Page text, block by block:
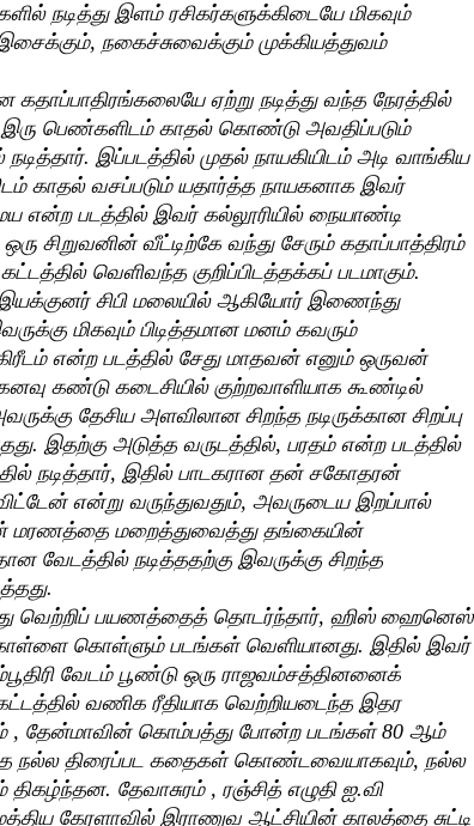
நடித்து இளம் ரசிகர்களுக்கிடையே மிகவும்
நகைச்சுவைக்கும் முக்கியத்துவம்
ஏற்று நடித்து வந்த நேரத்தில்
இரு பெண்களிடம் காதல் கொண்டு அவதிப்படும்
இப்படத்தில் முதல் நாயகியிடம் அடி வாங்கிய
வசப்படும் யதார்த்த நாயகனாக இவர்
என்ற படத்தில் இவர் கல்லூரியில் நையாண்டி
சிறுவனின் வீட்டிற்கே வந்து சேரும் கதாப்பாத்திரம்
வெளிவந்த குறிப்பிடத்தக்கப் படமாகும்.
சிபி மலையில் ஆகியோர் இணைந்து
மிகவும் பிடித்தமான மனம் கவரும்
என்ற படத்தில் சேது மாதவன் எனும் ஒருவன்
கண்டு கடைசியில் குற்றவாளியாக கூண்டில்
தேசிய அளவிலான சிறந்த நடிருக்கான சிறப்பு
இதற்கு அடுத்த வருடத்தில், பரதம் என்ற படத்தில்
நடித்தார், இதில் பாடகரான தன் சகோதரன்
என்று வருந்துவதும், அவருடைய இறப்பால்
மரணத்தை மறைத்துவைத்து தங்கையின்
வேடத்தில் நடித்ததற்கு இவருக்கு சிறந்த
வெற்றிப் பயணத்தைத் தொடர்ந்தார், ஹிஸ் ஹைனெஸ்
கொள்ளும் படங்கள் வெளியானது. இதில் இவர்
வேடம் பூண்டு ஒரு ராஜவம்சத்தினனைக்
வணிக ரீதியாக வெற்றியடைந்த இதர
, தேன்மாவின் கொம்பத்து போன்ற படங்கள் 80 ஆம்
நல்ல திரைப்பட கதைகள் கொண்டவையாகவும், நல்ல
தேவாசுரம் , ரஞ்சித் எழுதி ஐ.வி
கேரளாவில் இராணுவ ஆட்சியின் காலத்தை சுட்டி